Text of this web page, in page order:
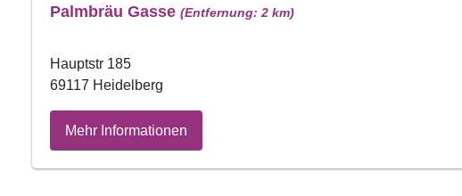
Palmbräu Gasse (Entfernung: 2 km)
Hauptstr 185
69117 Heidelberg
Mehr Informationen